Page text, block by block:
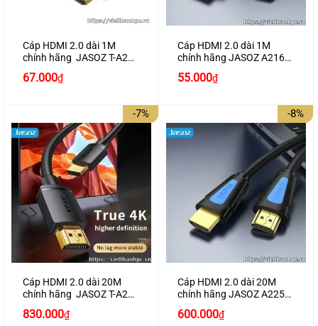
Cáp HDMI 2.0 dài 1M
chính hãng JASOZ T-A279
Giá
67.000₫Giá
hiện
67.000₫.
Cáp HDMI 2.0 dài 1M
chính hãng JASOZ A216
55.000₫
-7%
Cáp HDMI 2.0 dài 20M
chính hãng JASOZ T-A288
hỗ trợ 4K2K
Giá
830.000₫Giá
-8%
Cáp HDMI 2.0 dài 20M
chính hãng JASOZ A225
hỗ trợ 4K2K cao cấp
Giá
600.000₫Giá